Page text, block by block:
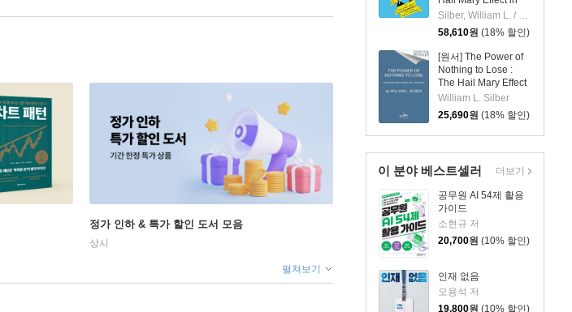
Politics, War, and
Business
Silber, William L. / Sanders, Fred
58,610원 (18% 할인)
[원서] The Power of
Nothing to Lose :
The Hail Mary Effect
in Politics, War, and
Business
William L. Silber
25,690원 (18% 할인)
이 분야 베스트셀러
공무원 AI 54제 활용
가이드
소현규 저
20,700원 (10% 할인)
인재 없음
오용석 저
19,800원 (10% 할인)
더보기
정가 인하 & 특가 할인 도서 모음
상시
펼쳐보기